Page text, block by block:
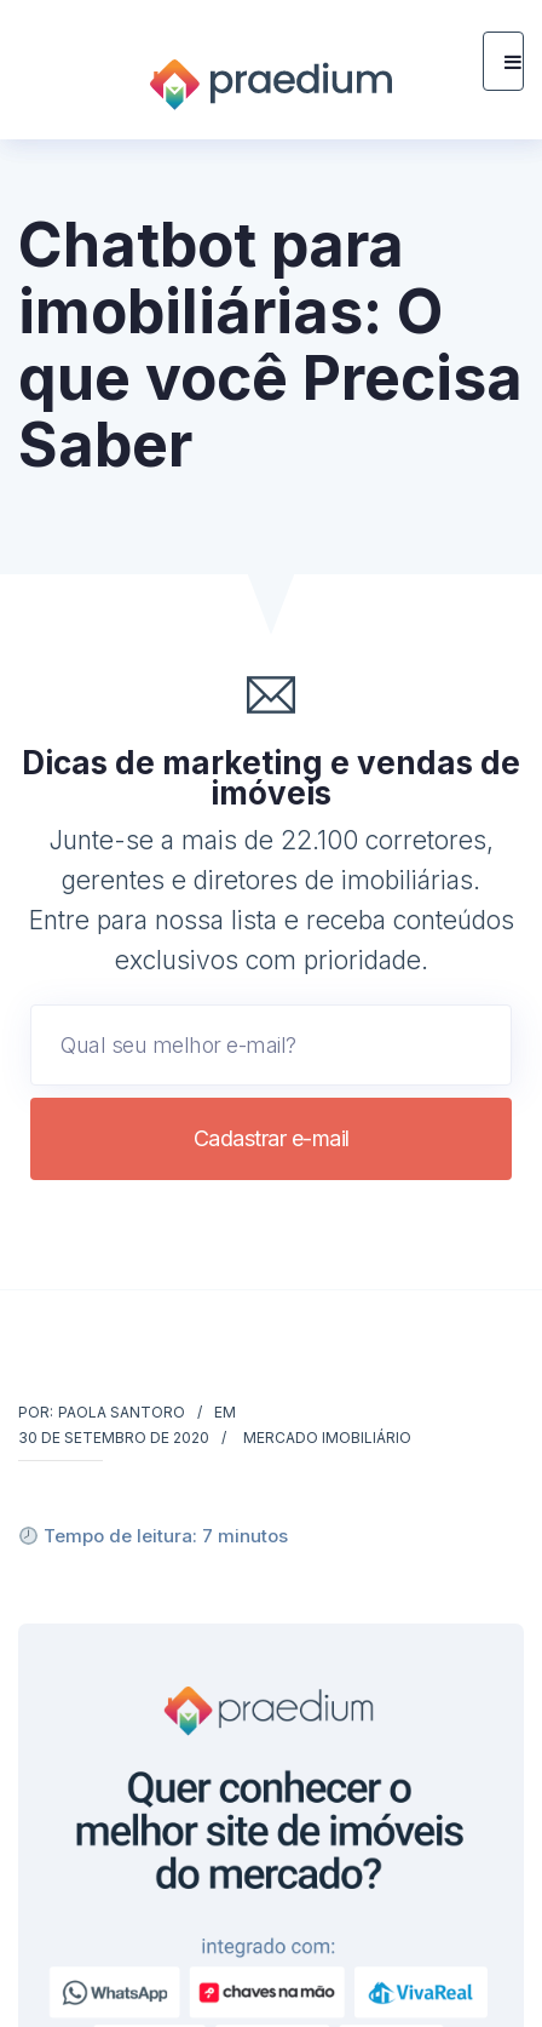
Chatbot para
imobiliárias: O
que você Precisa
Saber
Dicas de marketing e vendas de
imóveis
Junte-se a mais de 22.100 corretores,
gerentes e diretores de imobiliárias.
Entre para nossa lista e receba conteúdos
exclusivos com prioridade.
Cadastrar e-mail
POR: PAOLA SANTORO
EM
30 DE SETEMBRO DE 2020
MERCADO IMOBILIÁRIO
Tempo de leitura: 7 minutos